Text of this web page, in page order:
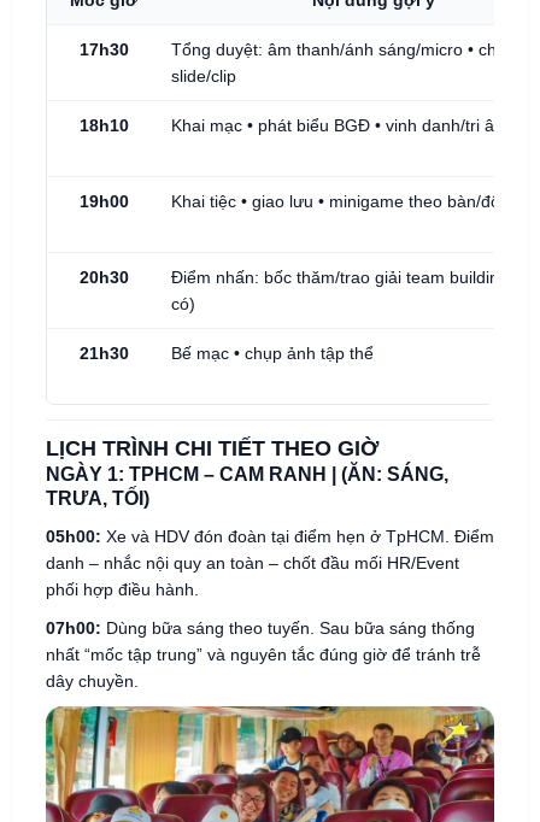
17h30
Tổng duyệt: âm thanh/ánh sáng/micro • chạy
slide/clip
18h10 Khai mạc • phát biểu BGĐ • vinh danh/tri ân
19h00 Khai tiệc • giao lưu • minigame theo bàn/đội
20h30
Điểm nhấn: bốc thăm/trao giải team building
có)
21h30 Bế mạc • chụp ảnh tập thể
LỊCH TRÌNH CHI TIẾT THEO GIỜ
NGÀY 1: TPHCM – CAM RANH | (ĂN: SÁNG,
TRƯA, TỐI)
05h00: Xe và HDV đón đoàn tại điểm hẹn ở TpHCM. Điểm
danh – nhắc nội quy an toàn – chốt đầu mối HR/Event
phối hợp điều hành.
07h00: Dùng bữa sáng theo tuyến. Sau bữa sáng thống
nhất “mốc tập trung” và nguyên tắc đúng giờ để tránh trễ
dây chuyền.